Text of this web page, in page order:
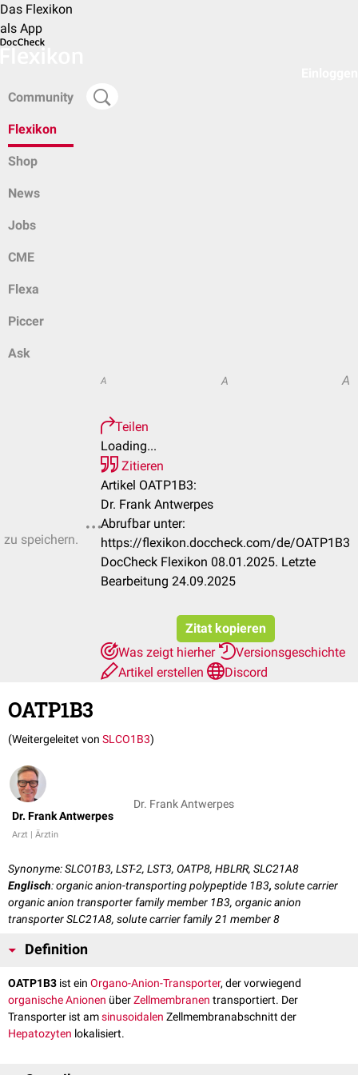
Das Flexikon
als App
Community
Flexikon
Shop
News
Jobs
CME
Flexa
Piccer
Ask
speichern.
A A A
Teilen
Loading...
Zitieren
Artikel OATP1B3:
Dr. Frank Antwerpes
Abrufbar unter:
https://flexikon.doccheck.com/de/OATP1B3
DocCheck Flexikon 08.01.2025. Letzte
Bearbeitung 24.09.2025
Zitat kopieren
Was zeigt hierher
Versionsgeschichte
Artikel erstellen
Discord
OATP1B3
(Weitergeleitet von SLCO1B3)
Dr. Frank Antwerpes
Arzt | Ärztin
Dr. Frank Antwerpes
Synonyme: SLCO1B3, LST-2, LST3, OATP8, HBLRR, SLC21A8
Englisch: organic anion-transporting polypeptide 1B3, solute carrier
organic anion transporter family member 1B3, organic anion
transporter SLC21A8, solute carrier family 21 member 8
Definition
OATP1B3 ist ein Organo-Anion-Transporter, der vorwiegend
organischeAnionen überZellmembranen transportiert. Der
Transporter ist amsinusoidalen Zellmembranabschnitt der
Hepatozyten lokalisiert.